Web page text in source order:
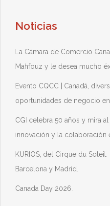
Noticias
La Cámara de Comercio
Mahfouz y le desea mucho
Evento CQCC | Canadá,
oportunidades de negocio
CGI celebra 50 años y mira
innovación y la colaboración
KURIOS, del Cirque du
Barcelona y Madrid.
Canada Day 2026.